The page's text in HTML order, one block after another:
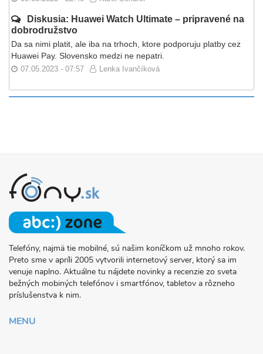
Diskusia: Huawei Watch Ultimate – pripravené na
dobrodružstvo
Da sa nimi platit, ale iba na trhoch, ktore podporuju platby cez
Huawei Pay. Slovensko medzi ne nepatri.
07.05.2023 - 07:57 Lenka Ivančíková
O
PROJEKTE
FONY.SK
Telefóny, najmä tie mobilné, sú našim koníčkom už mnoho rokov.
Preto sme v apríli 2005 vytvorili internetový server, ktorý sa im
venuje naplno. Aktuálne tu nájdete novinky a recenzie zo sveta
bežných mobiných telefónov i smartfónov, tabletov a rôzneho
príslušenstva k nim.
MENU